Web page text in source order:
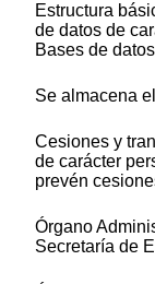
Estructura
de datos de
Bases de
Se almacena
Cesiones y
de carácter
prevén
Órgano
Secretaría de